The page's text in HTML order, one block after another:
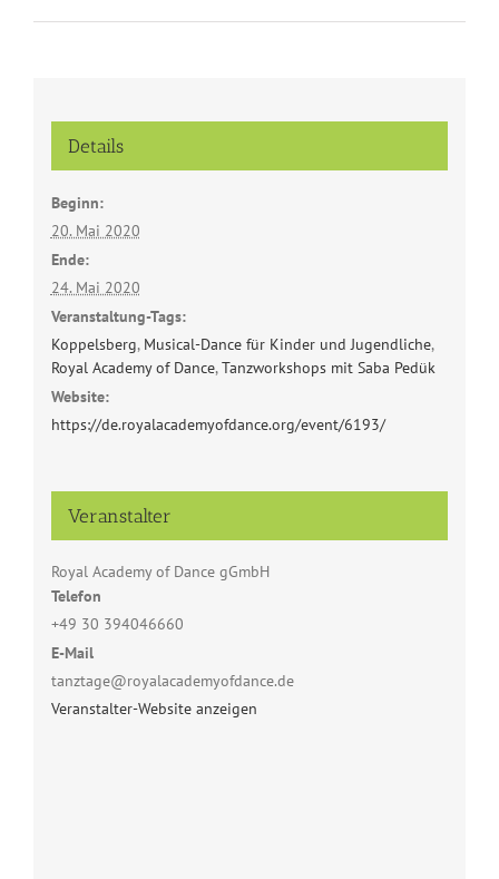
Details
Beginn:
20. Mai 2020
Ende:
24. Mai 2020
Veranstaltung-Tags:
Koppelsberg, Musical-Dance für Kinder und Jugendliche,
Royal Academy of Dance,Tanzworkshops mit Saba Pedük
Website:
https://de.royalacademyofdance.org/event/6193/
Veranstalter
Royal Academy of Dance gGmbH
Telefon
+49 30 394046660
E-Mail
tanztage@royalacademyofdance.de
Veranstalter-Website anzeigen